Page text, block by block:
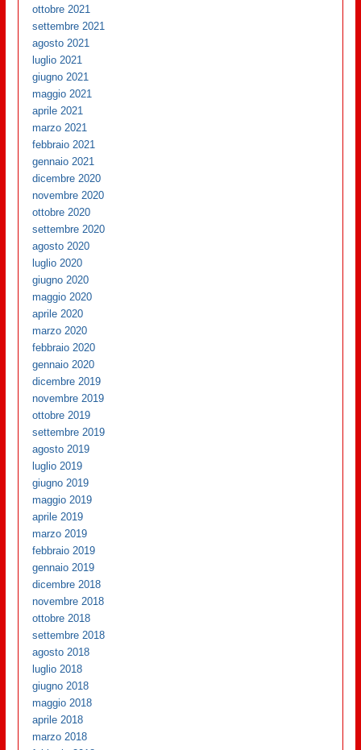
ottobre 2021
settembre 2021
agosto 2021
luglio 2021
giugno 2021
maggio 2021
aprile 2021
marzo 2021
febbraio 2021
gennaio 2021
dicembre 2020
novembre 2020
ottobre 2020
settembre 2020
agosto 2020
luglio 2020
giugno 2020
maggio 2020
aprile 2020
marzo 2020
febbraio 2020
gennaio 2020
dicembre 2019
novembre 2019
ottobre 2019
settembre 2019
agosto 2019
luglio 2019
giugno 2019
maggio 2019
aprile 2019
marzo 2019
febbraio 2019
gennaio 2019
dicembre 2018
novembre 2018
ottobre 2018
settembre 2018
agosto 2018
luglio 2018
giugno 2018
maggio 2018
aprile 2018
marzo 2018